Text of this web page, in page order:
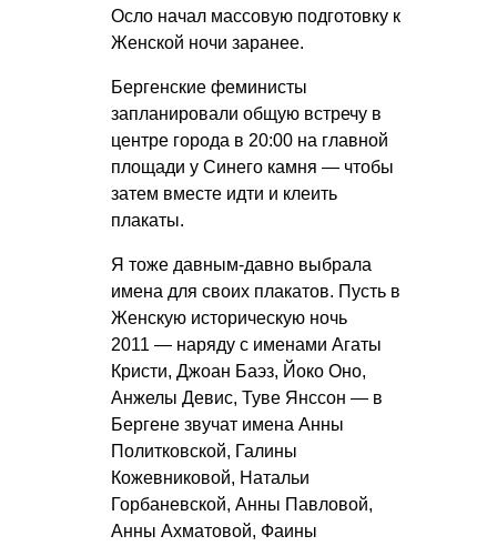
Осло начал массовую подготовку к
Женской ночи заранее.
Бергенские феминисты
запланировали общую встречу в
центре города в 20:00 на главной
площади у Синего камня — чтобы
затем вместе идти и клеить
плакаты.
Я тоже давным-давно выбрала
имена для своих плакатов. Пусть в
Женскую историческую ночь
2011 — наряду с именами Агаты
Кристи, Джоан Баэз, Йоко Оно,
Анжелы Девис, Туве Янссон — в
Бергене звучат имена Анны
Политковской, Галины
Кожевниковой, Натальи
Горбаневской, Анны Павловой,
Анны Ахматовой, Фаины